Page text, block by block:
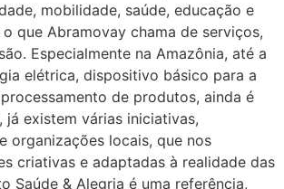
mobilidade, saúde, educação e
que Abramovay chama de serviços,
Especialmente na Amazônia, até a
elétrica, dispositivo básico para a
de produtos, ainda é
já existem várias iniciativas,
organizações locais, que nos
criativas e adaptadas à realidade das
Saúde & Alegria é uma referência,